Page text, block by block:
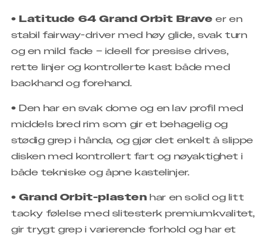
2025
2025
•Latitude 64 Grand Orbit Brave er en
stabil fairway-driver med høy glide, svak turn
og en mild fade – ideell for presise drives,
rette linjer og kontrollerte kast både med
backhand og forehand.
• Den har en svak dome og en lav profil med
middels bred rim som gir et behagelig og
stødig grep i hånda, og gjør det enkelt å slippe
disken med kontrollert fart og nøyaktighet i
både tekniske og åpne kastelinjer.
•Grand Orbit-plasten har en solid og litt
tacky følelse med slitesterk premiumkvalitet,
gir trygt grep i varierende forhold og har et